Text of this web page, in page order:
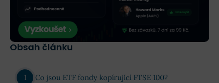
Obsah článku
Co jsou ETF fondy kopírující FTSE 100?